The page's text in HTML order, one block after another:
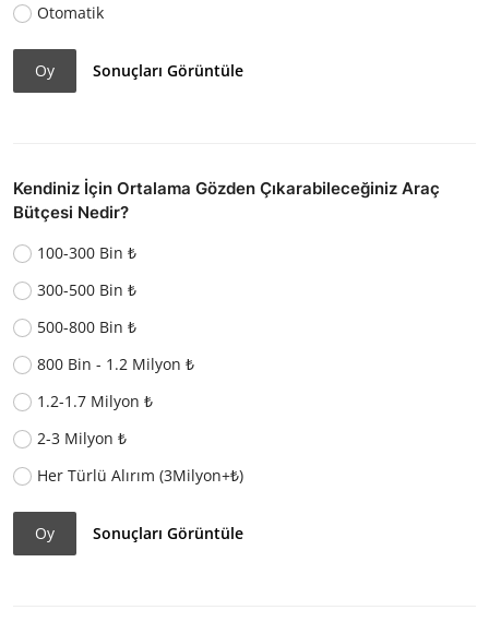
Otomatik
Oy Sonuçları Görüntüle
Kendiniz İçin Ortalama Gözden Çıkarabileceğiniz Araç
Bütçesi Nedir?
100-300 Bin ₺
300-500 Bin ₺
500-800 Bin ₺
800 Bin - 1.2 Milyon ₺
1.2-1.7 Milyon ₺
2-3 Milyon ₺
Her Türlü Alırım (3Milyon+₺)
Oy Sonuçları Görüntüle